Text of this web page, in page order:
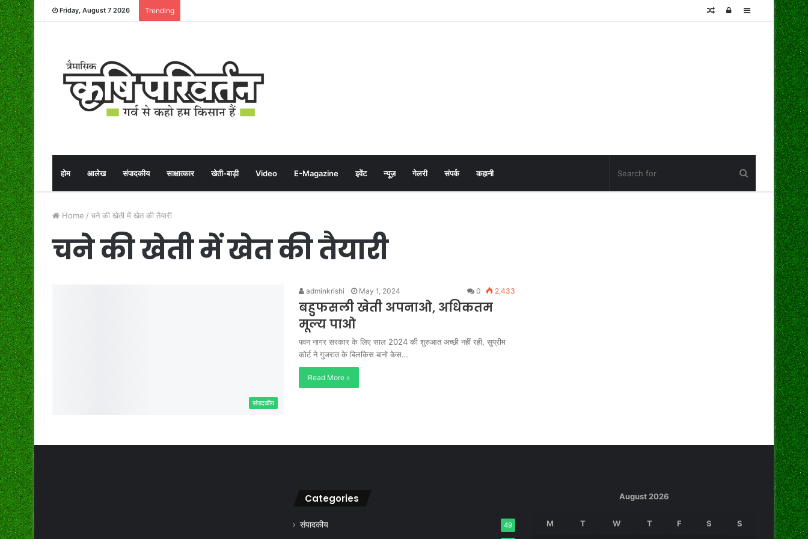
Friday, August 7 2026 Trending Sidebar
Log
Random
होम आलेख संपादकीय साक्षात्कार खेती-बाड़ी Video E-Magazine इवेंट न्यूज़ गेलरी संपर्क कहानी
Home / चने की खेती में खेत की तैयारी
चने की खेती में खेत की तैयारी
संपादकीय
adminkrishi May 1, 2024 0 2,433
बहुफसली खेती अपनाओ, अधिकतम
मूल्य पाओ
पवन नागर सरकार के लिए साल 2024 की शुरुआत अच्छी नहीं रही, सुप्रीम
कोर्ट ने गुजरात के बिलकिस बानो केस…
Read More »
Categories
संपादकीय 49
August 2026
M T W T F S S